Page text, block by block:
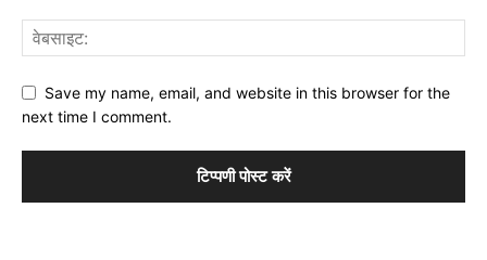
Save my name, email, and website in this browser for the
next time I comment.